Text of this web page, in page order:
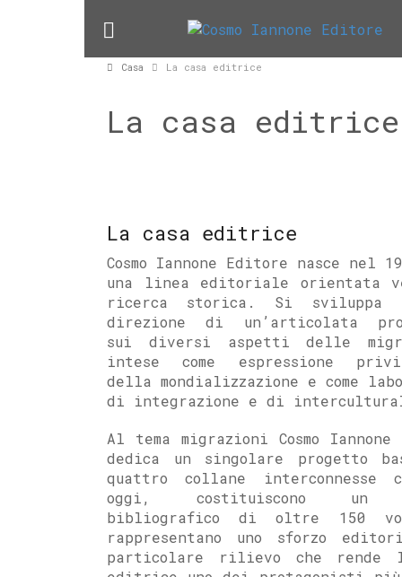
Casa La casa editrice
La casa editrice
La casa editrice
Cosmo Iannone Editore nasce nel
una linea editoriale orientata
ricerca storica. Si
direzione di un’articolata
sui diversi aspetti delle
intese come espressione
della mondializzazione e come
di integrazione e di
Al tema migrazioni Cosmo
dedica un singolare progetto
quattro collane interconnesse
oggi, costituiscono un
bibliografico di oltre 150
rappresentano uno sforzo
particolare rilievo che rende